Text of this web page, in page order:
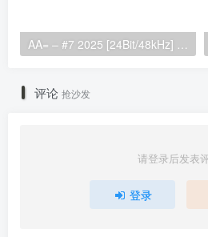
AA= – #7 2025 [24Bit/48kHz] [Hi-Res Flac 696MB]
评论 抢沙发
请登录后发表
登录